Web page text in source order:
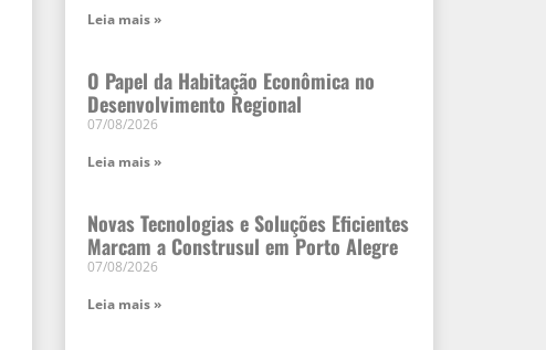
Leia mais »
O Papel da Habitação Econômica no
Desenvolvimento Regional
07/08/2026
Leia mais »
Novas Tecnologias e Soluções Eficientes
Marcam a Construsul em Porto Alegre
07/08/2026
Leia mais »